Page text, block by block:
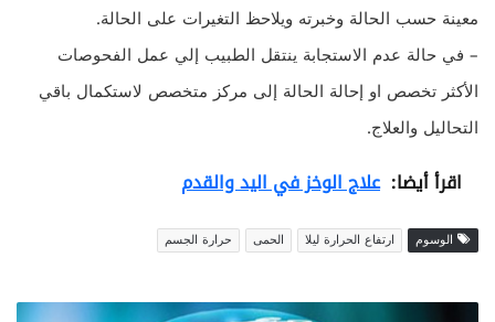
معينة حسب الحالة وخبرته ويلاحظ التغيرات على الحالة.
– في حالة عدم الاستجابة ينتقل الطبيب إلي عمل الفحوصات
الأكثر تخصص او إحالة الحالة إلى مركز متخصص لاستكمال باقي
التحاليل والعلاج.
اقرأ أيضا: علاج الوخز في اليد والقدم
الوسوم ارتفاع الحرارة ليلا الحمى حرارة الجسم
م